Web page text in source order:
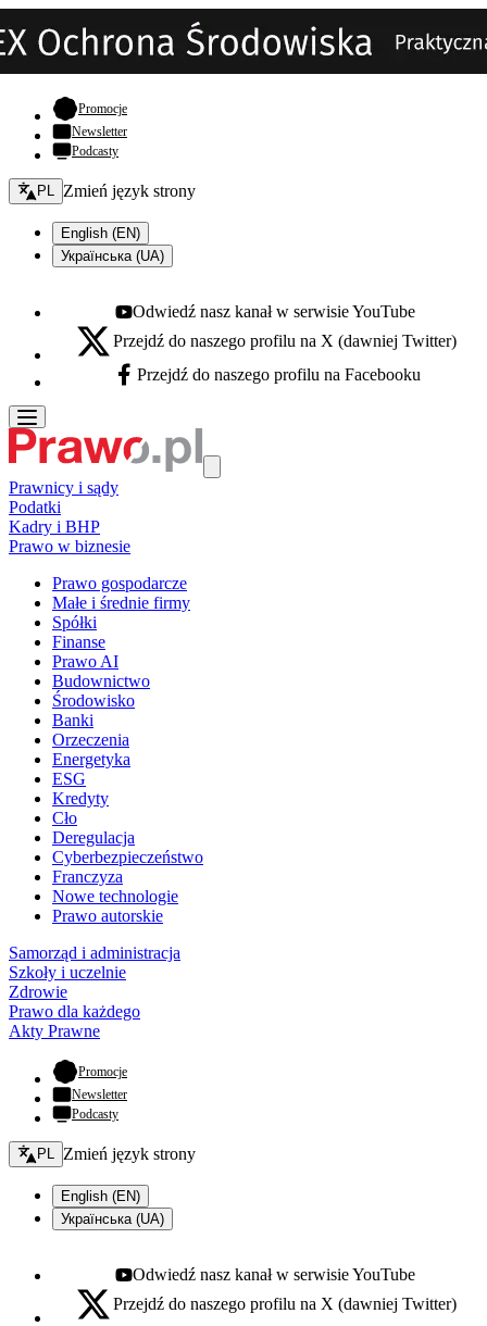
Promocje- otwiera się w nowej karcie
Newsletter
Podcasty
Zmień język - bieżący:
PL Zmień język strony
English (EN)
Українська (UA)
Youtube - otwiera się w nowej karcie
Odwiedź nasz kanał w serwisie YouTube
X - otwiera się w nowej karcie
Przejdź do naszego profilu na X (dawniej Twitter)
Facebook - otwiera się w nowej karcie
Przejdź do naszego profilu na Facebooku
Prawnicy i sądy
Podatki
Kadry i BHP
Prawo w biznesie
Prawo gospodarcze
Małe i średnie firmy
Spółki
Finanse
Prawo AI
Budownictwo
Środowisko
Banki
Orzeczenia
Energetyka
ESG
Kredyty
Cło
Deregulacja
Cyberbezpieczeństwo
Franczyza
Nowe technologie
Prawo autorskie
Samorząd i administracja
Szkoły i uczelnie
Zdrowie
Prawo dla każdego
Akty Prawne
Promocje- otwiera się w nowej karcie
Newsletter
Podcasty
Zmień język - bieżący:
PL Zmień język strony
English (EN)
Українська (UA)
Youtube - otwiera się w nowej karcie
Odwiedź nasz kanał w serwisie YouTube
X - otwiera się w nowej karcie
Przejdź do naszego profilu na X (dawniej Twitter)